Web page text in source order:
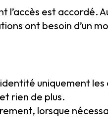
est accordé.
ont besoin d’un
uniquement
rien de plus.
lorsque